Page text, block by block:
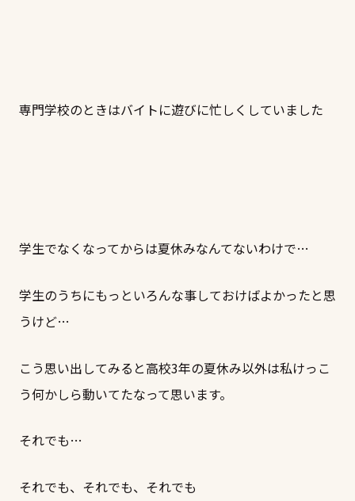
専門学校のときはバイトに遊びに忙しくしていました
学生でなくなってからは夏休みなんてないわけで…
学生のうちにもっといろんな事しておけばよかったと思
うけど…
こう思い出してみると高校3年の夏休み以外は私けっこ
う何かしら動いてたなって思います。
それでも…
それでも、それでも、それでも